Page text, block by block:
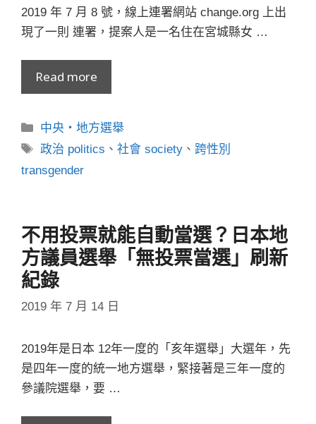
2019 年 7 月 8 號，線上連署網站 change.org 上出
現了一則 連署，提案人是一名住在宮城縣女 …
Read more
分
類
中央・地方選舉
標
籤
政治 politics 、社會 society 、 跨性別
transgender
不用投票就能自動當選？日本地
方議員選舉「無投票當選」刷新
紀錄
2019 年 7 月 14 日
2019年是日本 12年一度的「亥年選舉」大選年，先
是四年一度的統一地方選舉，緊接著是三年一度的
參議院選舉，要 …